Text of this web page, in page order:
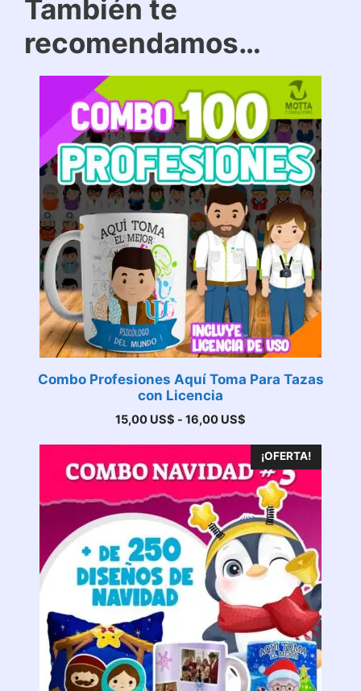
También te
recomendamos…
Combo Profesiones Aquí Toma Para Tazas
con Licencia
15,00 US$ - 16,00 US$
precios:
desde
15,00 US$
hasta
16,00 US$
¡OFERTA!